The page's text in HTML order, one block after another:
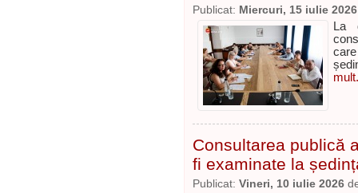
Publicat: Miercuri, 15 iulie 2026
La
Consultarea publică
fi examinate la
Publicat: Vineri, 10 iulie 2026